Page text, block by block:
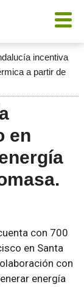
incentiva
a partir de
en
con 700
en Santa
con
energía